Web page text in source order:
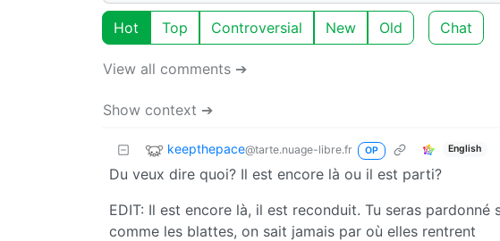
Hot Top Controversial New Old Chat
View all comments ➔
Show context ➔
keepthepace@tarte.nuage-libre.fr OP English
Du veux dire quoi? Il est encore là ou il est parti?
EDIT: Il est encore là, il est reconduit. Tu seras pardonné
comme les blattes, on sait jamais par où elles rentrent